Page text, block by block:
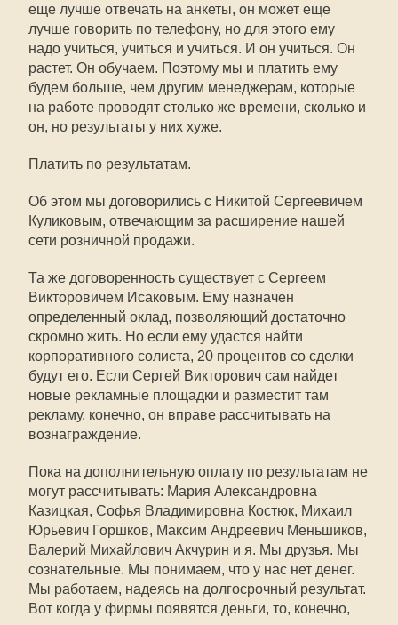
еще лучше отвечать на анкеты, он может еще
лучше говорить по телефону, но для этого ему
надо учиться, учиться и учиться. И он учиться. Он
растет. Он обучаем. Поэтому мы и платить ему
будем больше, чем другим менеджерам, которые
на работе проводят столько же времени, сколько и
он, но результаты у них хуже.
Платить по результатам.
Об этом мы договорились с Никитой Сергеевичем
Куликовым, отвечающим за расширение нашей
сети розничной продажи.
Та же договоренность существует с Сергеем
Викторовичем Исаковым. Ему назначен
определенный оклад, позволяющий достаточно
скромно жить. Но если ему удастся найти
корпоративного солиста, 20 процентов со сделки
будут его. Если Сергей Викторович сам найдет
новые рекламные площадки и разместит там
рекламу, конечно, он вправе рассчитывать на
вознаграждение.
Пока на дополнительную оплату по результатам не
могут рассчитывать: Мария Александровна
Казицкая, Софья Владимировна Костюк, Михаил
Юрьевич Горшков, Максим Андреевич Меньшиков,
Валерий Михайлович Акчурин и я. Мы друзья. Мы
сознательные. Мы понимаем, что у нас нет денег.
Мы работаем, надеясь на долгосрочный результат.
Вот когда у фирмы появятся деньги, то, конечно,